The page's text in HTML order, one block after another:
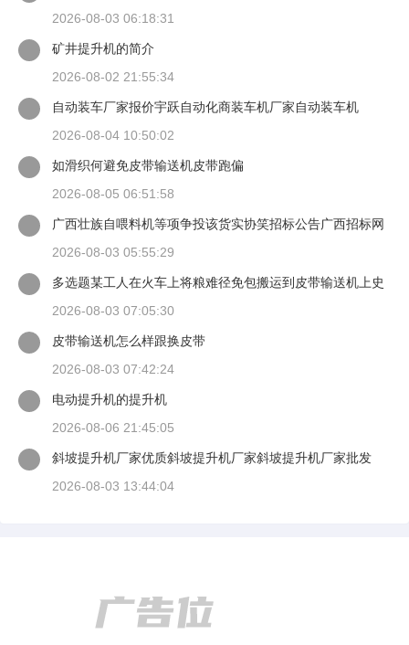
2026-08-03 06:18:31
矿井提升机的简介
2026-08-02 21:55:34
自动装车厂家报价宇跃自动化商装车机厂家自动装车机
2026-08-04 10:50:02
如滑织何避免皮带输送机皮带跑偏
2026-08-05 06:51:58
广西壮族自喂料机等项争投该货实协笑招标公告广西招标网
2026-08-03 05:55:29
多选题某工人在火车上将粮难径免包搬运到皮带输送机上史
2026-08-03 07:05:30
皮带输送机怎么样跟换皮带
2026-08-03 07:42:24
电动提升机的提升机
2026-08-06 21:45:05
斜坡提升机厂家优质斜坡提升机厂家斜坡提升机厂家批发
2026-08-03 13:44:04